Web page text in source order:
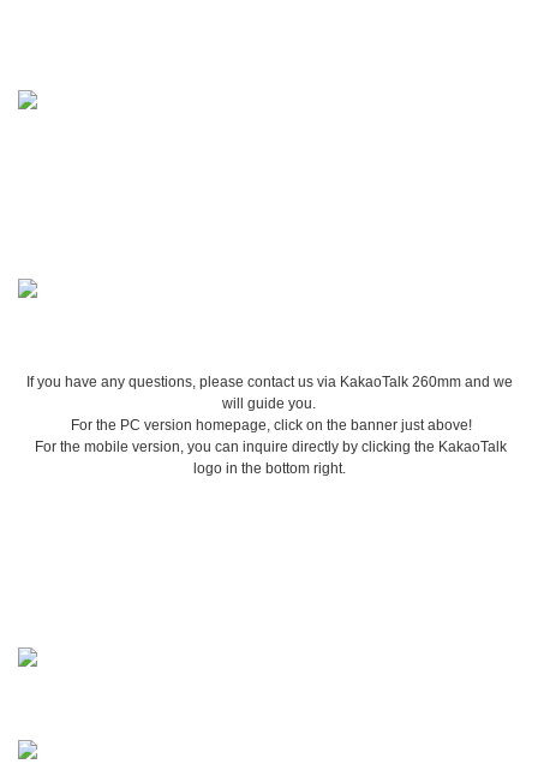
If you have any questions, please contact us via KakaoTalk 260mm and we
will guide you.
For the PC version homepage, click on the banner just above!
For the mobile version, you can inquire directly by clicking the KakaoTalk
logo in the bottom right.